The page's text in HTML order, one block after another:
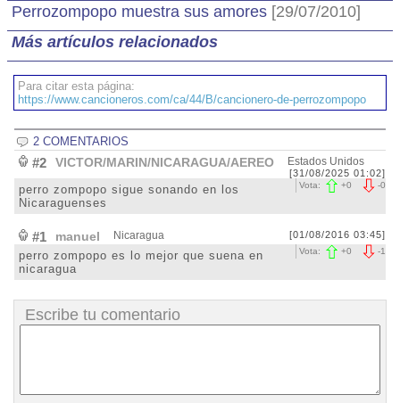
Perrozompopo muestra sus amores [29/07/2010]
Más artículos relacionados
Para citar esta página:
https://www.cancioneros.com/ca/44/B/cancionero-de-perrozompopo
2 COMENTARIOS
#2 VICTOR/MARIN/NICARAGUA/AEREO Estados Unidos
[31/08/2025 01:02]
-0
Vota: +0
perro zompopo sigue sonando en los
Nicaraguenses
#1 manuel Nicaragua [01/08/2016 03:45]
-1
Vota: +0
perro zompopo es lo mejor que suena en
nicaragua
Escribe tu comentario